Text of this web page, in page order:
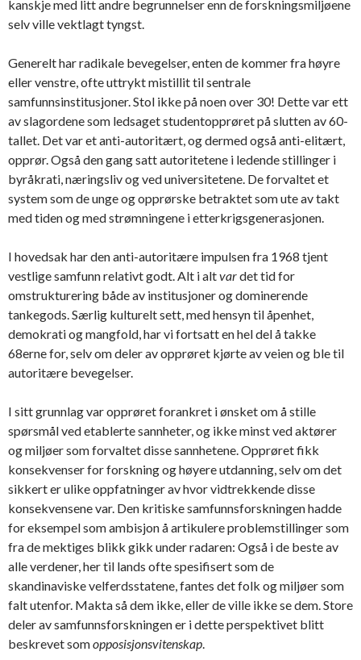
kanskje med litt andre begrunnelser enn de forskningsmiljøene
selv ville vektlagt tyngst.
Generelt har radikale bevegelser, enten de kommer fra høyre
eller venstre, ofte uttrykt mistillit til sentrale
samfunnsinstitusjoner. Stol ikke på noen over 30! Dette var ett
av slagordene som ledsaget studentopprøret på slutten av 60-
tallet. Det var et anti-autoritært, og dermed også anti-elitært,
opprør. Også den gang satt autoritetene i ledende stillinger i
byråkrati, næringsliv og ved universitetene. De forvaltet et
system som de unge og opprørske betraktet som ute av takt
med tiden og med strømningene i etterkrigsgenerasjonen.
I hovedsak har den anti-autoritære impulsen fra 1968 tjent
vestlige samfunn relativt godt. Alt i altvardet tid for
omstrukturering både av institusjoner og dominerende
tankegods. Særlig kulturelt sett, med hensyn til åpenhet,
demokrati og mangfold, har vi fortsatt en hel del å takke
68erne for, selv om deler av opprøret kjørte av veien og ble til
autoritære bevegelser.
I sitt grunnlag var opprøret forankret i ønsket om å stille
spørsmål ved etablerte sannheter, og ikke minst ved aktører
og miljøer som forvaltet disse sannhetene. Opprøret fikk
konsekvenser for forskning og høyere utdanning, selv om det
sikkert er ulike oppfatninger av hvor vidtrekkende disse
konsekvensene var. Den kritiske samfunnsforskningen hadde
for eksempel som ambisjon å artikulere problemstillinger som
fra de mektiges blikk gikk under radaren: Også i de beste av
alle verdener, her til lands ofte spesifisert som de
skandinaviske velferdsstatene, fantes det folk og miljøer som
falt utenfor. Makta så dem ikke, eller de ville ikke se dem. Store
deler av samfunnsforskningen er i dette perspektivet blitt
beskrevet somopposisjonsvitenskap.